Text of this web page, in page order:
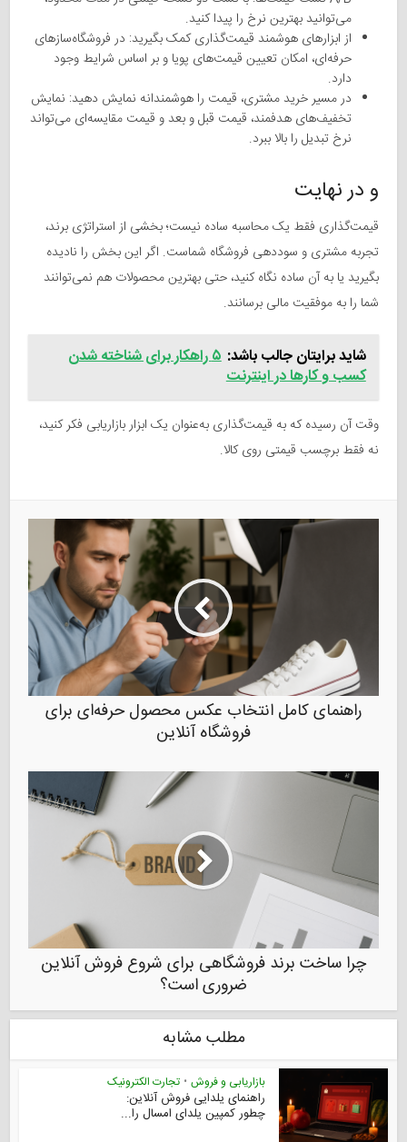
می‌توانید بهترین نرخ را پیدا کنید.
از ابزارهای هوشمند قیمت‌گذاری کمک بگیرید: در فروشگاه‌سازهای
حرفه‌ای، امکان تعیین قیمت‌های پویا و بر اساس شرایط وجود
دارد.
در مسیر خرید مشتری، قیمت را هوشمندانه نمایش دهید: نمایش
تخفیف‌های هدفمند، قیمت قبل و بعد و قیمت مقایسه‌ای می‌تواند
نرخ تبدیل را بالا ببرد.
و در نهایت
قیمت‌گذاری فقط یک محاسبه ساده نیست؛ بخشی از استراتژی برند،
تجربه مشتری و سوددهی فروشگاه شماست. اگر این بخش را نادیده
بگیرید یا به آن ساده نگاه کنید، حتی بهترین محصولات هم نمی‌توانند
شما را به موفقیت مالی برسانند.
شاید برایتان جالب باشد:
۵ راهکار برای شناخته شدن
کسب و کارها در اینترنت
وقت آن رسیده که به قیمت‌گذاری به‌عنوان یک ابزار بازاریابی فکر کنید،
نه فقط برچسب قیمتی روی کالا.
راهنمای کامل انتخاب عکس محصول حرفه‌ای برای
فروشگاه آنلاین
چرا ساخت برند فروشگاهی برای شروع فروش آنلاین
ضروری است؟
مطلب مشابه
بازاریابی و فروش • تجارت الکترونیک
راهنمای یلدایی فروش آنلاین:
چطور کمپین یلدای امسال را...